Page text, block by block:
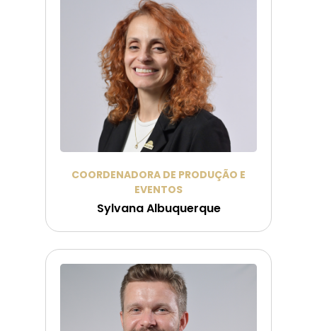
COORDENADORA DE PRODUÇÃO E
EVENTOS
Sylvana Albuquerque